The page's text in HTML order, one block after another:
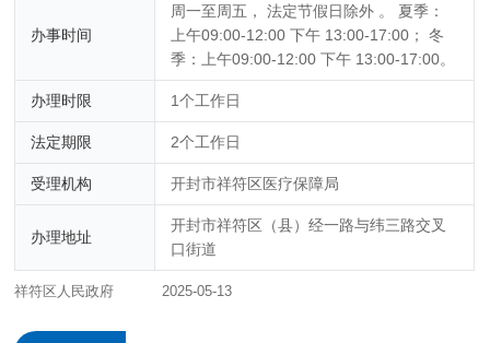
办事时间
周一至周五， 法定节假日除外 。 夏季：
上午09:00-12:00 下午 13:00-17:00； 冬
季：上午09:00-12:00 下午 13:00-17:00。
办理时限 1个工作日
法定期限 2个工作日
受理机构 开封市祥符区医疗保障局
办理地址
开封市祥符区（县）经一路与纬三路交叉
口街道
祥符区人民政府 2025-05-13